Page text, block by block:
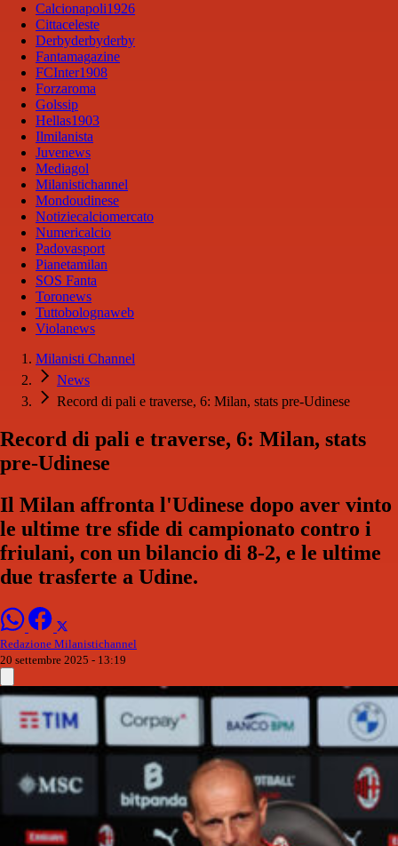
Calcionapoli1926
Cittaceleste
Derbyderbyderby
Fantamagazine
FCInter1908
Forzaroma
Golssip
Hellas1903
Ilmilanista
Juvenews
Mediagol
Milanistichannel
Mondoudinese
Notiziecalciomercato
Numericalcio
Padovasport
Pianetamilan
SOS Fanta
Toronews
Tuttobolognaweb
Violanews
Milanisti Channel
News
Record di pali e traverse, 6: Milan, stats pre-Udinese
Record di pali e traverse, 6: Milan, stats
pre-Udinese
Il Milan affronta l'Udinese dopo aver vinto
le ultime tre sfide di campionato contro i
friulani, con un bilancio di 8-2, e le ultime
due trasferte a Udine.
Redazione Milanistichannel
20 settembre 2025 - 13:19